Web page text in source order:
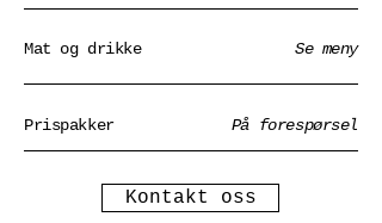
Mat og drikke Se meny
Prispakker På forespørsel
Kontakt oss